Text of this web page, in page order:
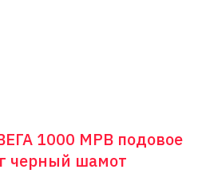
1000 MPB подовое
черный шамот